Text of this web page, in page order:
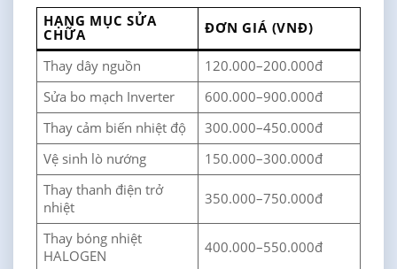
HẠNG MỤC SỬA
CHỮA ĐƠN GIÁ (VNĐ)
Thay dây nguồn
120.000–200.000đ
Sửa bo mạch Inverter
600.000–900.000đ
Thay cảm biến nhiệt độ
300.000–450.000đ
Vệ sinh lò nướng
150.000–300.000đ
Thay thanh điện trở
nhiệt
350.000–750.000đ
Thay bóng nhiệt
HALOGEN
400.000–550.000đ